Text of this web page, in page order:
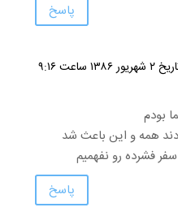
پاسخ
| نوشته شده در تاریخ ۲ شهریور ۱۳۸۶ ساعت ۹:۱۶
بودم
همه و این باعث شد
فشرده رو نفهمیم
پاسخ